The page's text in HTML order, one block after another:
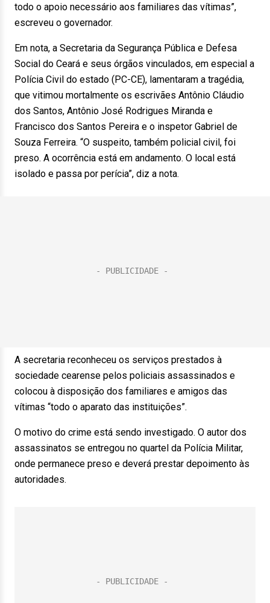
todo o apoio necessário aos familiares das vítimas”,
escreveu o governador.
Em nota, a Secretaria da Segurança Pública e Defesa
Social do Ceará e seus órgãos vinculados, em especial a
Polícia Civil do estado (PC-CE), lamentaram a tragédia,
que vitimou mortalmente os escrivães Antônio Cláudio
dos Santos, Antônio José Rodrigues Miranda e
Francisco dos Santos Pereira e o inspetor Gabriel de
Souza Ferreira. “O suspeito, também policial civil, foi
preso. A ocorrência está em andamento. O local está
isolado e passa por perícia”, diz a nota.
A secretaria reconheceu os serviços prestados à
sociedade cearense pelos policiais assassinados e
colocou à disposição dos familiares e amigos das
vítimas “todo o aparato das instituições”.
O motivo do crime está sendo investigado. O autor dos
assassinatos se entregou no quartel da Polícia Militar,
onde permanece preso e deverá prestar depoimento às
autoridades.